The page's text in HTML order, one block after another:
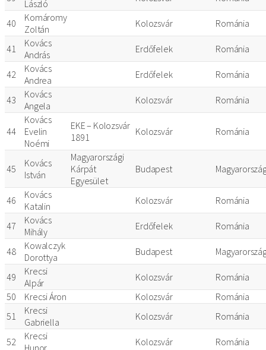
László
40
Komáromy
Zoltán
Kolozsvár Románia
41
Kovács
András
Erdőfelek Románia
42
Kovács
Andrea
Erdőfelek Románia
43
Kovács
Angela
Kolozsvár Románia
44
Kovács
Evelin
Noémi
EKE – Kolozsvár
1891
Kolozsvár Románia
45
Kovács
István
Magyarországi
Kárpát
Egyesület
Budapest
46
Kovács
Katalin
Kolozsvár Románia
47
Kovács
Mihály
Erdőfelek Románia
48
Kowalczyk
Dorottya
Budapest
49
Krecsi
Alpár
Kolozsvár
Románia
50
Krecsi Áron Kolozsvár
Románia
51
Krecsi
Gabriella
Kolozsvár Románia
52
Krecsi
Hunor
Kolozsvár Románia